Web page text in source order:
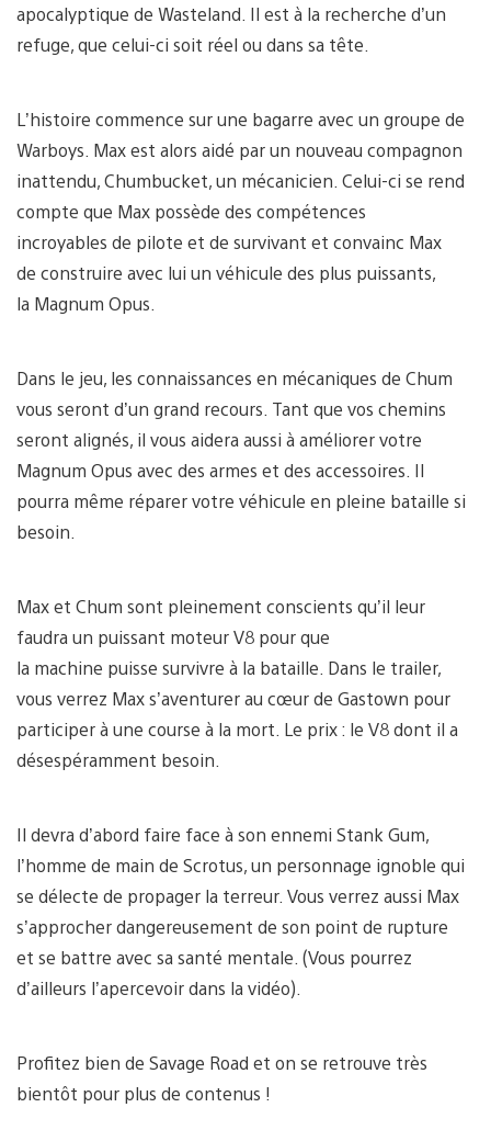
apocalyptique de Wasteland. Il est à la recherche d’un
refuge, que celui-ci soit réel ou dans sa tête.
L’histoire commence sur une bagarre avec un groupe de
Warboys. Max est alors aidé par un nouveau compagnon
inattendu, Chumbucket, un mécanicien. Celui-ci se rend
compte que Max possède des compétences
incroyables de pilote et de survivant et convainc Max
de construire avec lui un véhicule des plus puissants,
la Magnum Opus.
Dans le jeu, les connaissances en mécaniques de Chum
vous seront d’un grand recours. Tant que vos chemins
seront alignés, il vous aidera aussi à améliorer votre
Magnum Opus avec des armes et des accessoires. Il
pourra même réparer votre véhicule en pleine bataille si
besoin.
Max et Chum sont pleinement conscients qu’il leur
faudra un puissant moteur V8 pour que
la machine puisse survivre à la bataille. Dans le trailer,
vous verrez Max s’aventurer au cœur de Gastown pour
participer à une course à la mort. Le prix : le V8 dont il a
désespéramment besoin.
Il devra d’abord faire face à son ennemi Stank Gum,
l’homme de main de Scrotus, un personnage ignoble qui
se délecte de propager la terreur. Vous verrez aussi Max
s’approcher dangereusement de son point de rupture
et se battre avec sa santé mentale. (Vous pourrez
d’ailleurs l’apercevoir dans la vidéo).
Profitez bien de Savage Road et on se retrouve très
bientôt pour plus de contenus !